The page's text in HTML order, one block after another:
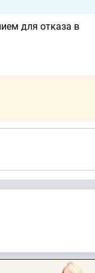
для отказа в